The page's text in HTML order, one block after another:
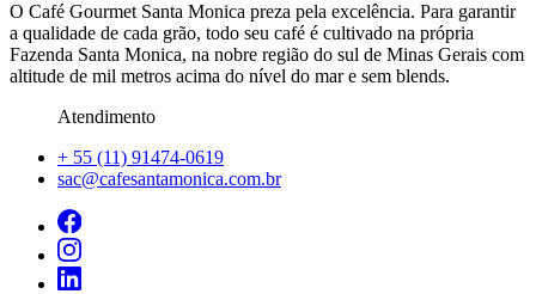
O Café Gourmet Santa Monica preza pela excelência. Para garantir
a qualidade de cada grão, todo seu café é cultivado na própria
Fazenda Santa Monica, na nobre região do sul de Minas Gerais com
altitude de mil metros acima do nível do mar e sem blends.
Atendimento
+ 55 (11) 91474-0619
sac@cafesantamonica.com.br